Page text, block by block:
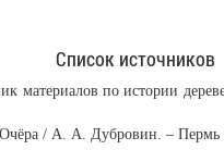
Список источников
материалов по истории
/ А. А. Дубровин. – Пермь